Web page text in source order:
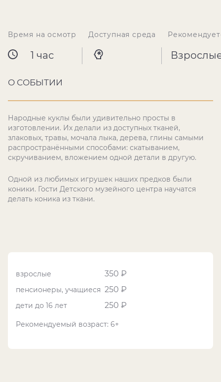
Время на осмотр
1 час
Доступная среда
О СОБЫТИИ
Народные куклы были удивительно просты в
изготовлении. Их делали из доступных тканей,
злаковых, травы, мочала лыка, дерева, глины самыми
распространёнными способами: скатыванием,
скручиванием, вложением одной детали в другую.
Одной из любимых игрушек наших предков были
коники. Гости Детского музейного центра научатся
делать коника из ткани.
взрослые 350 ₽
пенсионеры, учащиеся 250 ₽
дети до 16 лет 250 ₽
Рекомендуемый возраст: 6+